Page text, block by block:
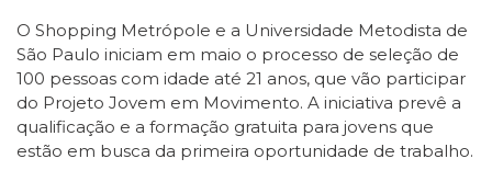
O Shopping Metrópole e a Universidade Metodista de
São Paulo iniciam em maio o processo de seleção de
100 pessoas com idade até 21 anos, que vão participar
do Projeto Jovem em Movimento. A iniciativa prevê a
qualificação e a formação gratuita para jovens que
estão em busca da primeira oportunidade de trabalho.